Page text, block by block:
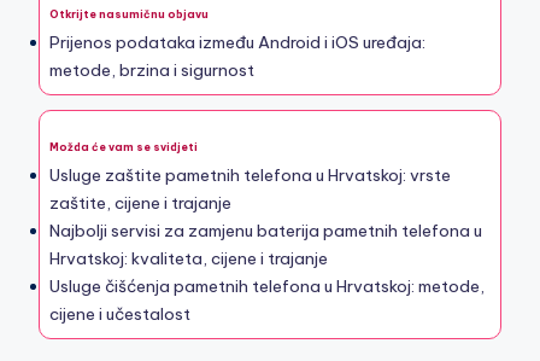
Otkrijte nasumičnu objavu
Prijenos podataka između Android i iOS uređaja:
metode, brzina i sigurnost
Možda će vam se svidjeti
Usluge zaštite pametnih telefona u Hrvatskoj: vrste
zaštite, cijene i trajanje
Najbolji servisi za zamjenu baterija pametnih telefona u
Hrvatskoj: kvaliteta, cijene i trajanje
Usluge čišćenja pametnih telefona u Hrvatskoj: metode,
cijene i učestalost